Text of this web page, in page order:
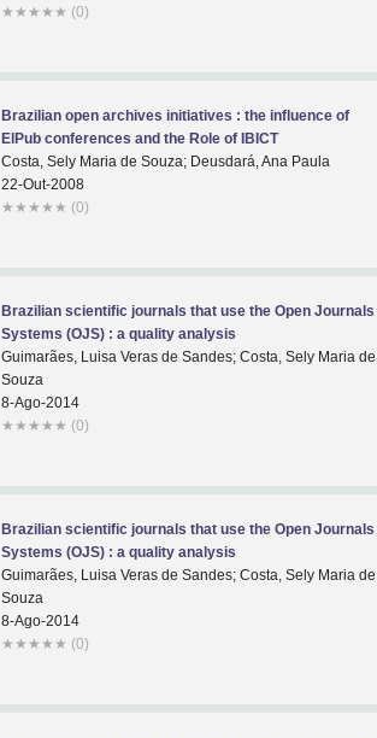
★ ★ ★ ★ ★ (0)
Brazilian open archives initiatives : the influence of
ElPub conferences and the Role of IBICT
Costa, Sely Maria de Souza; Deusdará, Ana Paula
22-Out-2008
★ ★ ★ ★ ★ (0)
Brazilian scientific journals that use the Open Journals
Systems (OJS) : a quality analysis
Guimarães, Luisa Veras de Sandes; Costa, Sely Maria de
Souza
8-Ago-2014
★ ★ ★ ★ ★ (0)
Brazilian scientific journals that use the Open Journals
Systems (OJS) : a quality analysis
Guimarães, Luisa Veras de Sandes; Costa, Sely Maria de
Souza
8-Ago-2014
★ ★ ★ ★ ★ (0)